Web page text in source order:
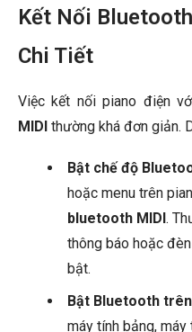
Kết Nối
Chi Tiết
Việc kết nối piano điện
MIDI thường khá đơn giản.
Bật chế độ
hoặc menu trên
bluetooth MIDI.
thông báo hoặc
bật.
Bật Bluetooth
máy tính bảng, máy